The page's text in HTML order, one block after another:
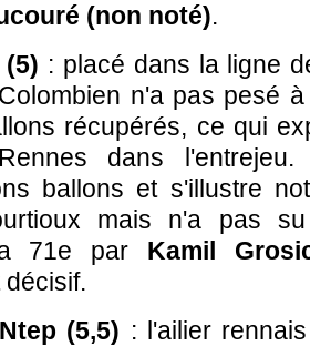
(non noté).
: placé dans la ligne
n'a pas pesé
récupérés, ce qui
dans
ballons et s'illustre
mais n'a pas
71e par Kamil
(5,5) : l'ailier